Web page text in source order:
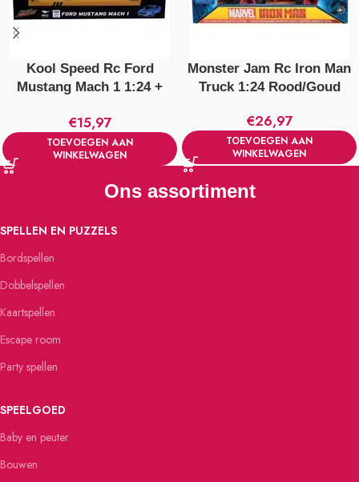
Kool Speed Rc Ford
Mustang Mach 1 1:24 +
€15,97
TOEVOEGEN AAN
WINKELWAGEN
Monster Jam Rc Iron Man
Truck 1:24 Rood/Goud
€26,97
TOEVOEGEN AAN
WINKELWAGEN
Ons assortiment
SPELLEN EN PUZZELS
Bordspellen
Dobbelspellen
Kaartspellen
Escape room
Party spellen
SPEELGOED
Baby en peuter
Bouwen